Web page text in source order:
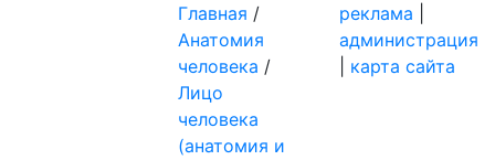
Главная /
Aнатомия
человека /
Лицо
человека
(анатомия и
реклама
администрация
карта сайта